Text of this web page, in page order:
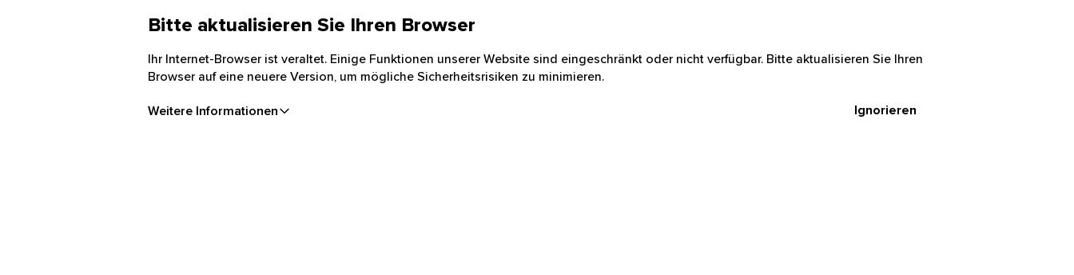
Bitte aktualisieren Sie Ihren Browser
Ihr Internet-Browser ist veraltet. Einige Funktionen unserer Website sind eingeschränkt oder nicht verfügbar. Bitte aktualisieren Sie Ihren
Browser auf eine neuere Version, um mögliche Sicherheitsrisiken zu minimieren.
Weitere Informationen Ignorieren